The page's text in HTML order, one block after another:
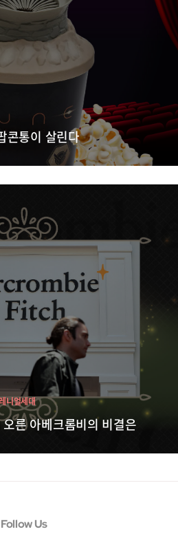
콘통이 살린다
른 아베크롬비의 비결은
니얼세대
Follow Us